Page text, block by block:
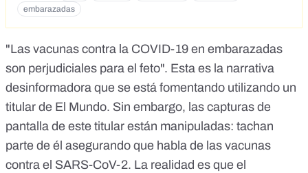
embarazadas
"Las vacunas contra la COVID-19 en embarazadas
son perjudiciales para el feto". Esta es la narrativa
desinformadora que se está fomentando utilizando un
titular de El Mundo. Sin embargo, las capturas de
pantalla de este titular están manipuladas: tachan
parte de él asegurando que habla de las vacunas
contra el SARS-CoV-2. La realidad es que el